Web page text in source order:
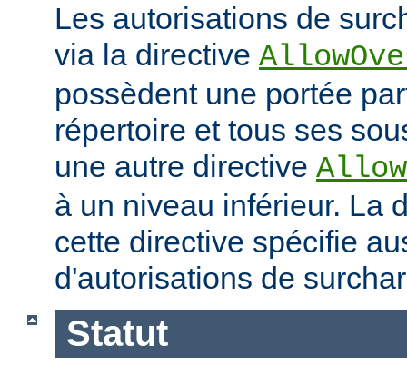
Les autorisations de
via la directive
possèdent une portée
répertoire et tous ses
une autre directive
à un niveau inférieur. La
cette directive spécifie
d'autorisations de
Statut